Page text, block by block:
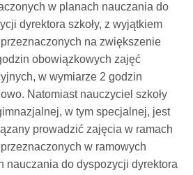
w planach nauczania do
dyrektora szkoły, z wyjątkiem
na zwiększenie
obowiązkowych zajęć
w wymiarze 2 godzin
Natomiast nauczyciel szkoły
w tym specjalnej, jest
prowadzić zajęcia w ramach
w ramowych
nauczania do dyspozycji dyrektora